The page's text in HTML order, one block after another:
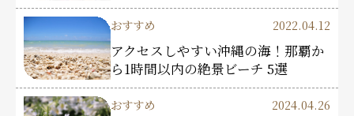
おすすめ 2022.04.12
アクセスしやすい沖縄の海！那覇か
ら1時間以内の絶景ビーチ 5選
おすすめ 2024.04.26